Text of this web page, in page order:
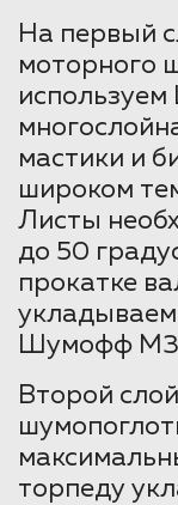
На первый
моторного
мастики и
широком
Листы
до 50
прокатке
Шумофф М3
Второй
торпеду